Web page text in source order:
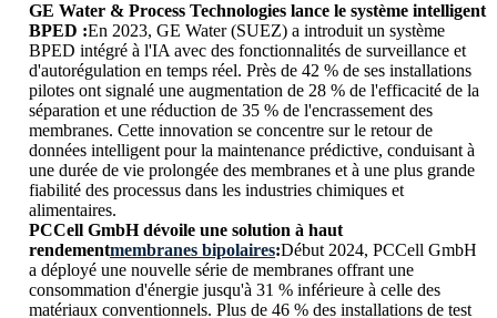
GE Water & Process Technologies lance le système intelligent
BPED :En 2023, GE Water (SUEZ) a introduit un système
BPED intégré à l'IA avec des fonctionnalités de surveillance et
d'autorégulation en temps réel. Près de 42 % de ses installations
pilotes ont signalé une augmentation de 28 % de l'efficacité de la
séparation et une réduction de 35 % de l'encrassement des
membranes. Cette innovation se concentre sur le retour de
données intelligent pour la maintenance prédictive, conduisant à
une durée de vie prolongée des membranes et à une plus grande
fiabilité des processus dans les industries chimiques et
alimentaires.
PCCell GmbH dévoile une solution à haut
rendementmembranes bipolaires:Début 2024, PCCell GmbH
a déployé une nouvelle série de membranes offrant une
consommation d'énergie jusqu'à 31 % inférieure à celle des
matériaux conventionnels. Plus de 46 % des installations de test